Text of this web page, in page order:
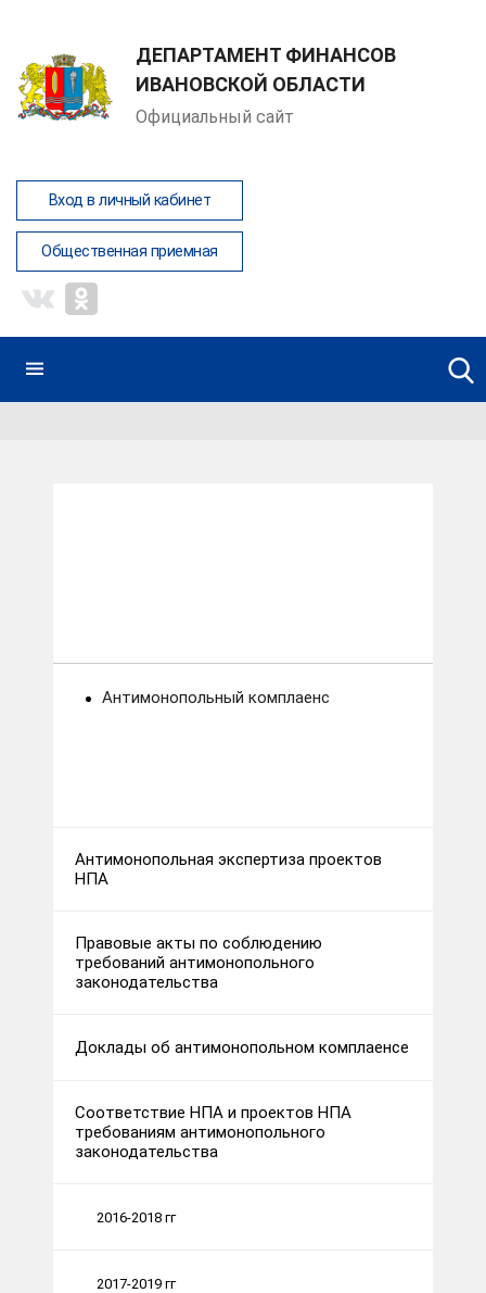
ДЕПАРТАМЕНТ ФИНАНСОВ
ИВАНОВСКОЙ ОБЛАСТИ
Официальный сайт
Вход в личный кабинет
Общественная приемная
Антимонопольный комплаенс
Антимонопольная экспертиза проектов
НПА
Правовые акты по соблюдению
требований антимонопольного
законодательства
Доклады об антимонопольном комплаенсе
Соответствие НПА и проектов НПА
требованиям антимонопольного
законодательства
2016-2018 гг
2017-2019 гг